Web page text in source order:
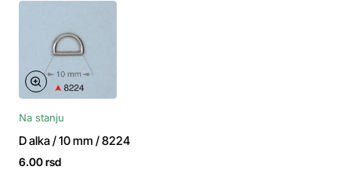
Na stanju
D alka / 10 mm / 8224
6.00 rsd